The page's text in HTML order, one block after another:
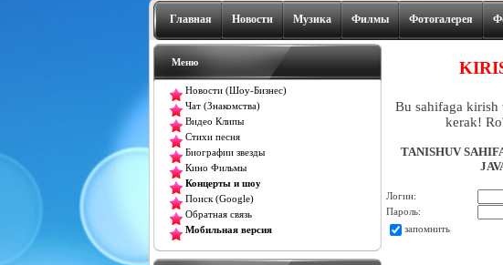
Главная Новости Музика Филмы Фотогалерея
Меню
Новости (Шоу-Бизнес)
Чат (Знакомства)
Видео Клипы
Стихи песня
Биографии звезды
Кино Фильмы
Концерты и шоу
Поиск (Google)
Обратная связь
Мобильная версия
Bu sahifaga kirish
kerak!
TANISHUV
Логин:
Пароль:
запомнить